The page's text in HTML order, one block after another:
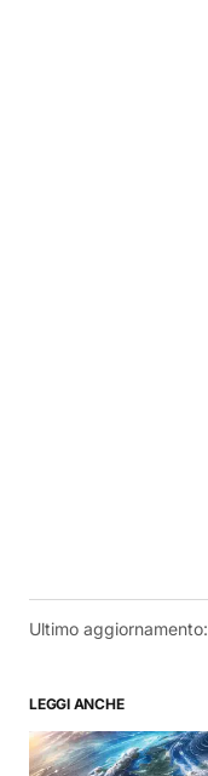
Ultimo aggiornamento:
LEGGI ANCHE